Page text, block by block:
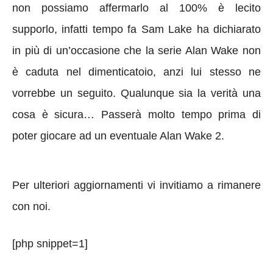
non possiamo affermarlo al 100% è lecito
supporlo, infatti tempo fa Sam Lake ha dichiarato
in più di un’occasione che la serie Alan Wake non
è caduta nel dimenticatoio, anzi lui stesso ne
vorrebbe un seguito. Qualunque sia la verità una
cosa è sicura… Passerà molto tempo prima di
poter giocare ad un eventuale Alan Wake 2.
Per ulteriori aggiornamenti vi invitiamo a rimanere
con noi.
[php snippet=1]